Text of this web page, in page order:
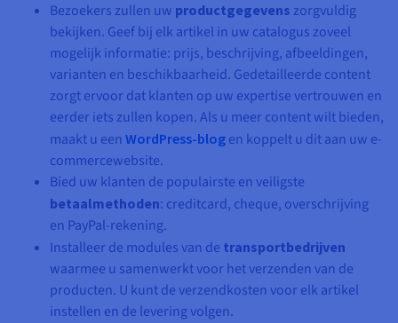
Bezoekers zullen uw productgegevens zorgvuldig
bekijken. Geef bij elk artikel in uw catalogus zoveel
mogelijk informatie: prijs, beschrijving, afbeeldingen,
varianten en beschikbaarheid. Gedetailleerde content
zorgt ervoor dat klanten op uw expertise vertrouwen en
eerder iets zullen kopen. Als u meer content wilt bieden,
maakt u een WordPress-blog en koppelt u dit aan uw e-
commercewebsite.
Bied uw klanten de populairste en veiligste
betaalmethoden: creditcard, cheque, overschrijving
en PayPal-rekening.
Installeer de modules van de transportbedrijven
waarmee u samenwerkt voor het verzenden van de
producten. U kunt de verzendkosten voor elk artikel
instellen en de levering volgen.